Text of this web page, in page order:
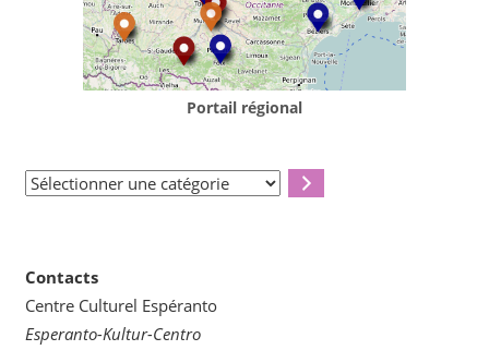
Portail régional
Sélectionner
Contacts
Centre Culturel Espéranto
Esperanto-Kultur-Centro